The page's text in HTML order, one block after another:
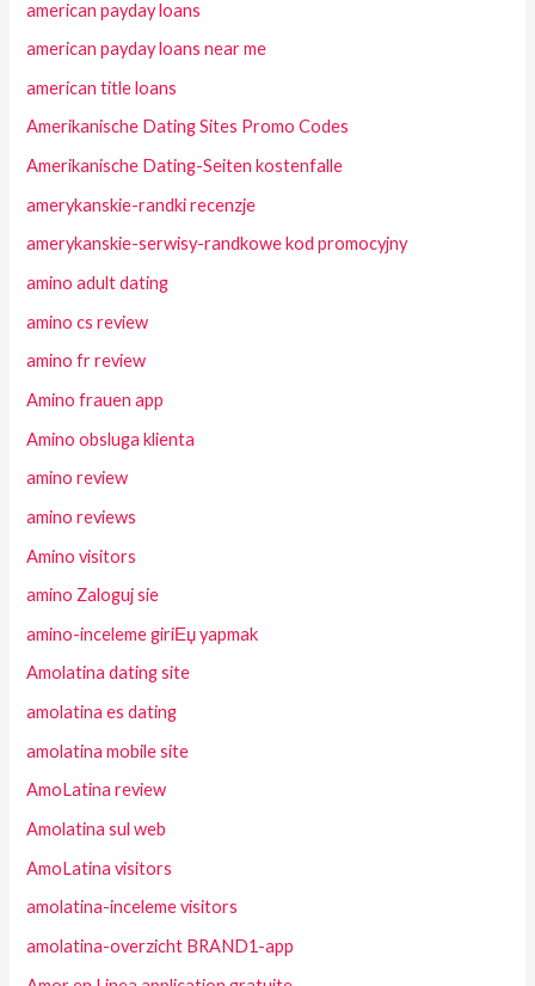
american payday loans
american payday loans near me
american title loans
Amerikanische Dating Sites Promo Codes
Amerikanische Dating-Seiten kostenfalle
amerykanskie-randki recenzje
amerykanskie-serwisy-randkowe kod promocyjny
amino adult dating
amino cs review
amino fr review
Amino frauen app
Amino obsluga klienta
amino review
amino reviews
Amino visitors
amino Zaloguj sie
amino-inceleme giriЕџ yapmak
Amolatina dating site
amolatina es dating
amolatina mobile site
AmoLatina review
Amolatina sul web
AmoLatina visitors
amolatina-inceleme visitors
amolatina-overzicht BRAND1-app